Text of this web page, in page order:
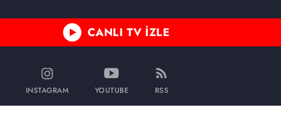
CANLI TV İZLE
INSTAGRAM YOUTUBE RSS